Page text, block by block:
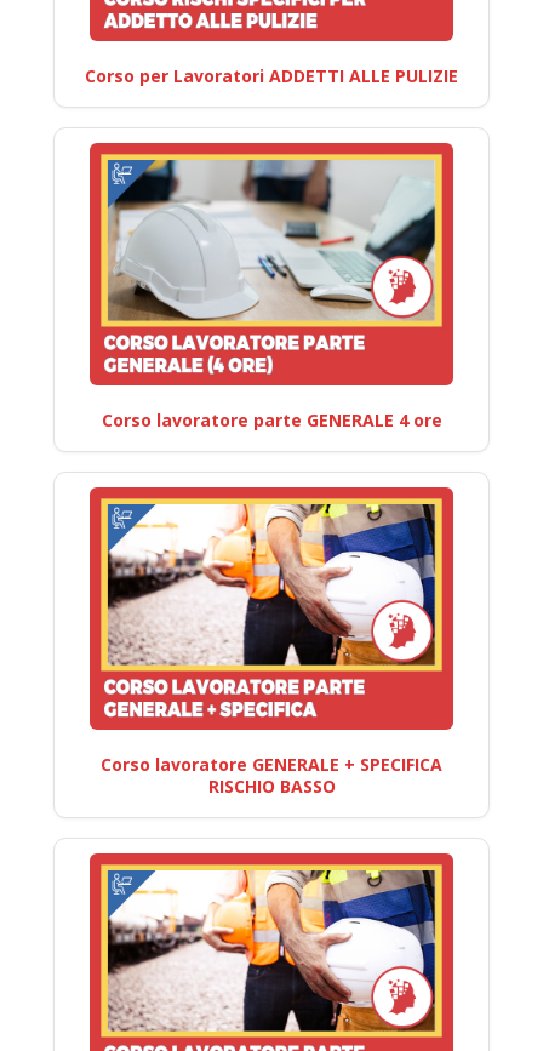
Corso per Lavoratori ADDETTI ALLE PULIZIE
Corso lavoratore parte GENERALE 4 ore
Corso lavoratore GENERALE + SPECIFICA
RISCHIO BASSO